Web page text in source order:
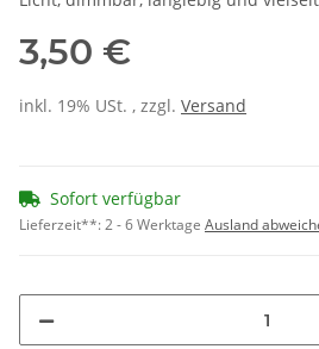
3,50 €
inkl. 19% USt. , zzgl. Versand
Sofort verfügbar
Lieferzeit**:2 - 6 Werktage Ausland